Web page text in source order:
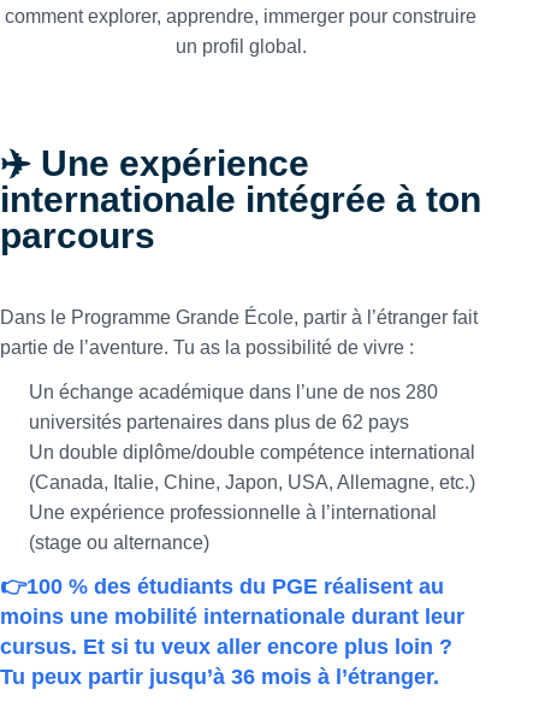
comment explorer, apprendre, immerger pour construire
un profil global.
✈️ Une expérience
internationale intégrée à ton
parcours
Dans le Programme Grande École, partir à l’étranger fait
partie de l’aventure. Tu as la possibilité de vivre :
Un échange académique dans l’une de nos 280
universités partenaires dans plus de 62 pays
Un double diplôme/double compétence international
(Canada, Italie, Chine, Japon, USA, Allemagne, etc.)
Une expérience professionnelle à l’international
(stage ou alternance)
👉100 % des étudiants du PGE réalisent au
moins une mobilité internationale durant leur
cursus. Et si tu veux aller encore plus loin ?
Tu peux partir jusqu’à 36 mois à l’étranger.